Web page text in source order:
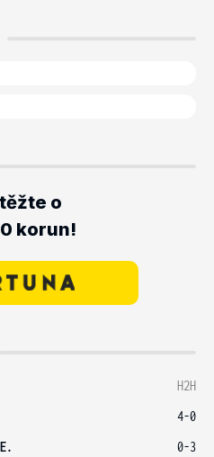
o
korun!
H2H
4-0
0-3